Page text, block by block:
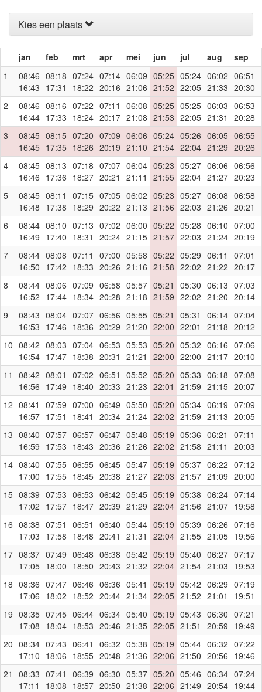
Kies een plaats
jan feb mrt apr mei jun jul aug sep
1
08:46
16:43
08:18
17:31
07:24
18:22
07:14
20:16
06:09
21:06
05:25
21:52
05:24
22:05
06:02
21:33
06:51
20:30
2
08:46
16:44
08:16
17:33
07:22
18:24
07:11
20:17
06:08
21:08
05:25
21:53
05:25
22:05
06:03
21:31
06:53
20:28
3
08:45
16:45
08:15
17:35
07:20
18:26
07:09
20:19
06:06
21:10
05:24
21:54
05:26
22:04
06:05
21:29
06:55
20:26
4
08:45
16:46
08:13
17:36
07:18
18:27
07:07
20:21
06:04
21:11
05:23
21:55
05:27
22:04
06:06
21:27
06:56
20:23
5
08:45
16:48
08:11
17:38
07:15
18:29
07:05
20:22
06:02
21:13
05:23
21:56
05:27
22:03
06:08
21:26
06:58
20:21
6
08:44
16:49
08:10
17:40
07:13
18:31
07:02
20:24
06:00
21:15
05:22
21:57
05:28
22:03
06:10
21:24
07:00
20:19
7
08:44
16:50
08:08
17:42
07:11
18:33
07:00
20:26
05:58
21:16
05:22
21:58
05:29
22:02
06:11
21:22
07:01
20:17
8
08:44
16:52
08:06
17:44
07:09
18:34
06:58
20:28
05:57
21:18
05:21
21:59
05:30
22:02
06:13
21:20
07:03
20:14
9
08:43
16:53
08:04
17:46
07:07
18:36
06:56
20:29
05:55
21:20
05:21
22:00
05:31
22:01
06:14
21:18
07:04
20:12
10 08:42
16:54
08:03
17:47
07:04
18:38
06:53
20:31
05:53
21:21
05:20
22:00
05:32
22:00
06:16
21:17
07:06
20:10
11
08:42
16:56
08:01
17:49
07:02
18:40
06:51
20:33
05:52
21:23
05:20
22:01
05:33
21:59
06:18
21:15
07:08
20:07
12 08:41
16:57
07:59
17:51
07:00
18:41
06:49
20:34
05:50
21:24
05:20
22:02
05:34
21:59
06:19
21:13
07:09
20:05
13 08:40
16:59
07:57
17:53
06:57
18:43
06:47
20:36
05:48
21:26
05:19
22:02
05:36
21:58
06:21
21:11
07:11
20:03
14 08:40
17:00
07:55
17:55
06:55
18:45
06:45
20:38
05:47
21:27
05:19
22:03
05:37
21:57
06:22
21:09
07:12
20:00
15 08:39
17:02
07:53
17:57
06:53
18:47
06:42
20:39
05:45
21:29
05:19
22:04
05:38
21:56
06:24
21:07
07:14
19:58
16 08:38
17:03
07:51
17:58
06:51
18:48
06:40
20:41
05:44
21:31
05:19
22:04
05:39
21:55
06:26
21:05
07:16
19:56
17 08:37
17:05
07:49
18:00
06:48
18:50
06:38
20:43
05:42
21:32
05:19
22:04
05:40
21:54
06:27
21:03
07:17
19:53
18 08:36
17:06
07:47
18:02
06:46
18:52
06:36
20:44
05:41
21:34
05:19
22:05
05:42
21:52
06:29
21:01
07:19
19:51
19 08:35
17:08
07:45
18:04
06:44
18:53
06:34
20:46
05:40
21:35
05:19
22:05
05:43
21:51
06:30
20:59
07:21
19:49
20 08:34
17:10
07:43
18:06
06:41
18:55
06:32
20:48
05:38
21:36
05:19
22:06
05:44
21:50
06:32
20:56
07:22
19:46
21
08:33
17:11
07:41
18:08
06:39
18:57
06:30
20:50
05:37
21:38
05:20
22:06
05:46
21:49
06:34
20:54
07:24
19:44